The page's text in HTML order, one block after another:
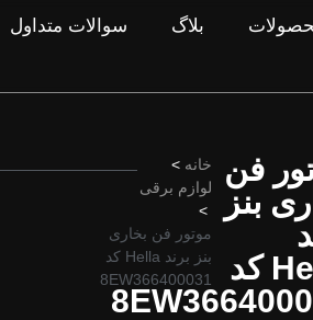
بلاگ سوالات متداول
فن
بنز
Hella کد
خانه >
لوازم برقی
>
موتور فن بخاری
بنز برند Hella کد
8EW366400031